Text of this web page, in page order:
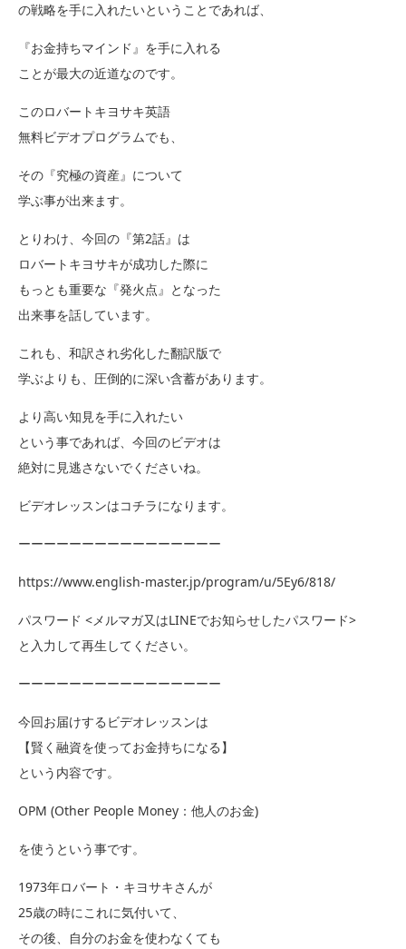
の戦略を手に入れたいということであれば、
『お金持ちマインド』を手に入れる
ことが最大の近道なのです。
このロバートキヨサキ英語
無料ビデオプログラムでも、
その『究極の資産』について
学ぶ事が出来ます。
とりわけ、今回の『第2話』は
ロバートキヨサキが成功した際に
もっとも重要な『発火点』となった
出来事を話しています。
これも、和訳され劣化した翻訳版で
学ぶよりも、圧倒的に深い含蓄があります。
より高い知見を手に入れたい
という事であれば、今回のビデオは
絶対に見逃さないでくださいね。
ビデオレッスンはコチラになります。
ーーーーーーーーーーーーーーーー
https://www.english-master.jp/program/u/5Ey6/818/
パスワード <メルマガ又はLINEでお知らせしたパスワード>
と入力して再生してください。
ーーーーーーーーーーーーーーーー
今回お届けするビデオレッスンは
【賢く融資を使ってお金持ちになる】
という内容です。
OPM (Other People Money：他人のお金)
を使うという事です。
1973年ロバート・キヨサキさんが
25歳の時にこれに気付いて、
その後、自分のお金を使わなくても